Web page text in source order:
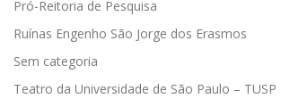
Pró-Reitoria de Pesquisa
Ruínas Engenho São Jorge dos Erasmos
Sem categoria
Teatro da Universidade de São Paulo – TUSP